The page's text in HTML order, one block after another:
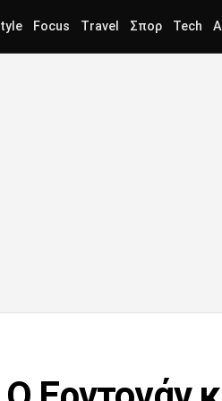
Focus Travel Σπορ Tech